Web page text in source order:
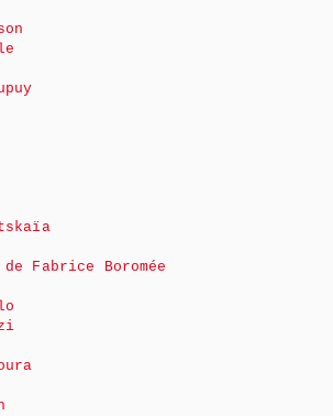
Fabrice Boromée